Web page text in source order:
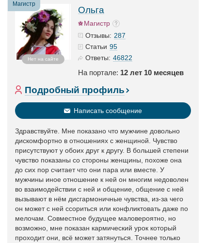
Магистр
Нет на сайте
Ольга
Магистр
Отзывы: 287
Статьи 95
Ответы: 46822
На портале: 12 лет 10 месяцев
Подробный профиль
Написать сообщение
Здравствуйте. Мне показано что мужчине довольно
дискомфортно в отношениях с женщиной. Чувство
присутствуют у обоих друг к другу. В большей степени
чувство показаны со стороны женщины, похоже она
до сих пор считает что они пара или вместе. У
мужчины иное отношение к ней он многим недоволен
во взаимодействии с ней и общение, общение с ней
вызывают в нём дисгармоничные чувства, из-за чего
он может с ней ссориться или конфликтовать даже по
мелочам. Совместное будущее маловероятно, но
возможно, мне показан кармический урок который
проходит они, всё может затянуться. Точнее только